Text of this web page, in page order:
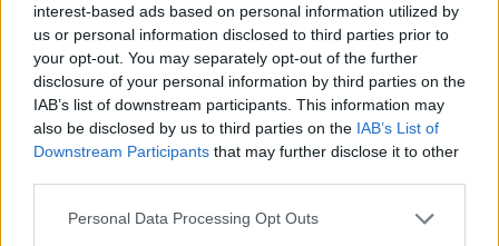
interest-based ads based on personal information utilized by
us or personal information disclosed to third parties prior to
your opt-out. You may separately opt-out of the further
disclosure of your personal information by third parties on the
IAB’s list of downstream participants. This information may
also be disclosed by us to third parties on the IAB’s List of
Downstream Participants that may further disclose it to other
Personal Data Processing Opt Outs
Haïfa), Moussa Niakhaté (Lione),
Moustapha Mbow (Paris FC), Ilay
Camara (Anderlecht), Mamadou Sarr
(Chelsea)
Centrocampisti: Habib Diarra